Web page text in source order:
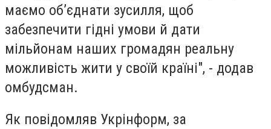
маємо об’єднати зусилля, щоб
забезпечити гідні умови й дати
мільйонам наших громадян реальну
можливість жити у своїй країні", - додав
омбудсман.
Як повідомляв Укрінформ, за